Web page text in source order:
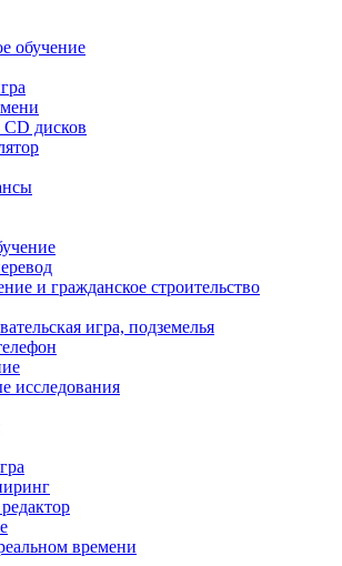
обучение
дисков
и гражданское строительство
игра, подземелья
исследования
времени